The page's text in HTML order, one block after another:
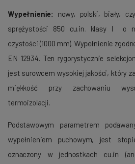
Wypełnienie: nowy, polski, biały,
sprężystości 850 cu.in. klasy I o
czystości (1000 mm). Wypełnienie
EN 12934. Ten rygorystycznie
jest surowcem wysokiej jakości, który
miękkość przy zachowaniu
termoizolacji.
Podstawowym parametrem
wypełnieniem puchowym, jest
oznaczony w jednostkach cu.in